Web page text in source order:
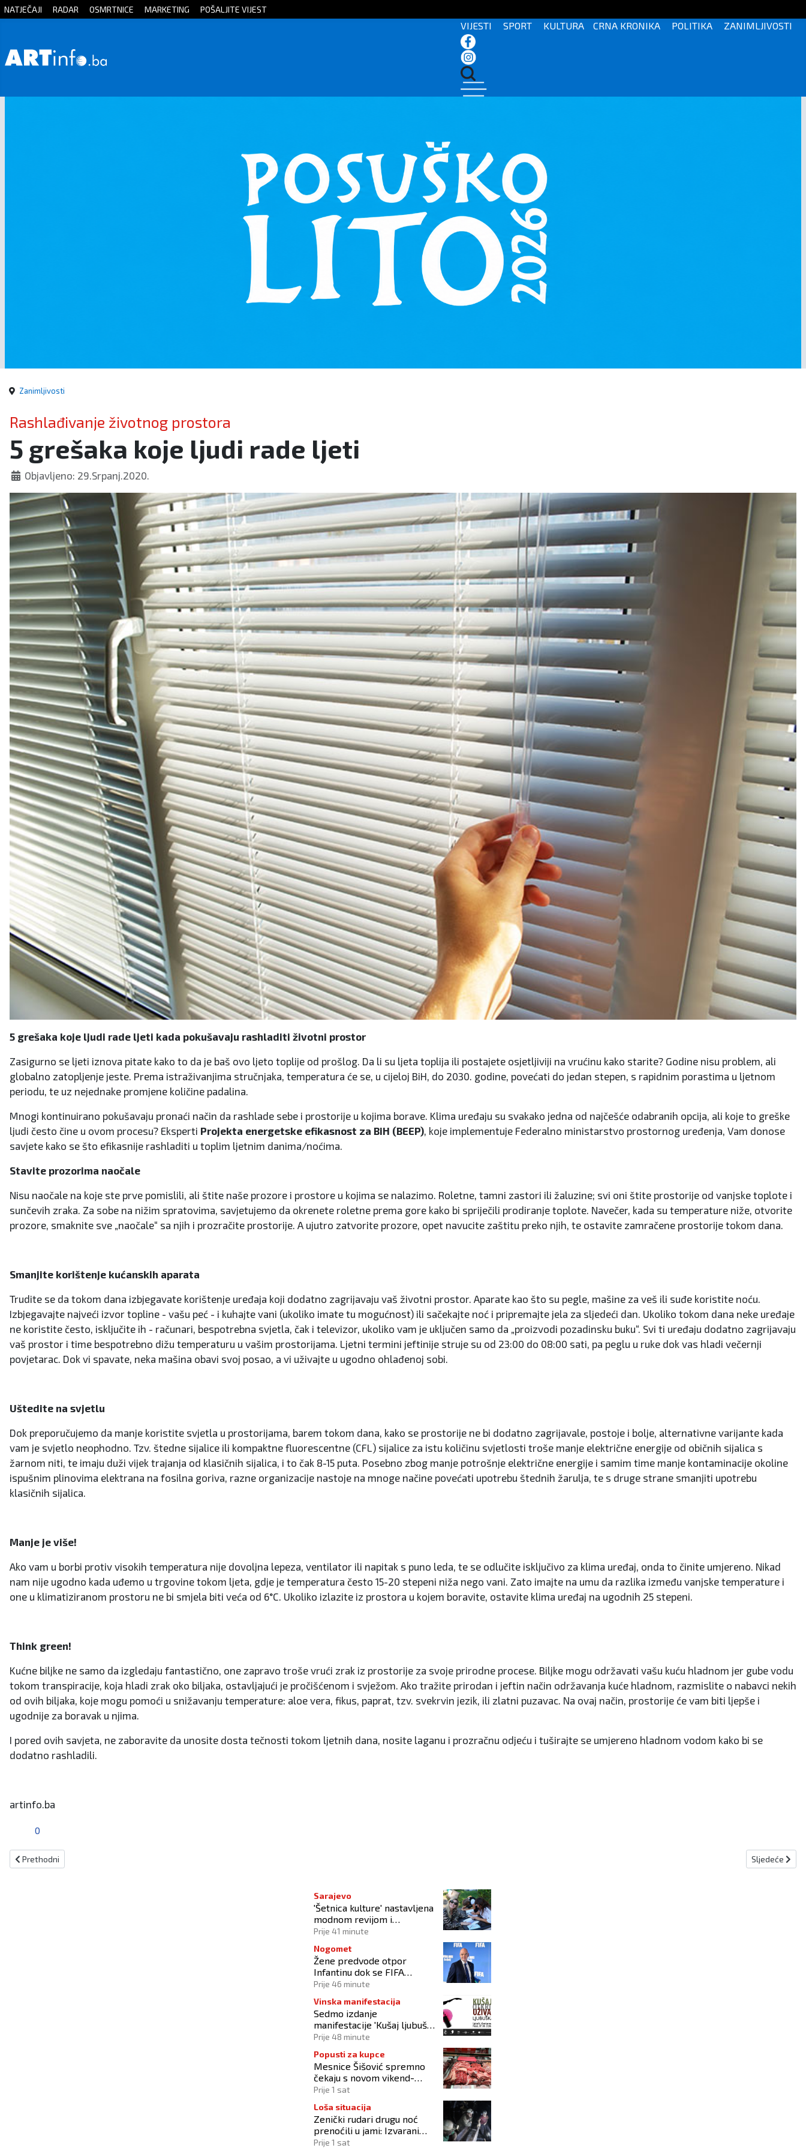
Početna
NATJEČAJI RADAR OSMRTNICE MARKETING POŠALJITE VIJEST
VIJESTI SPORT KULTURA CRNA KRONIKA POLITIKA ZANIMLJIVOSTI
Zanimljivosti
Rashlađivanje životnog prostora
5 grešaka koje ljudi rade ljeti
Objavljeno: 29.Srpanj.2020.
5 grešaka koje ljudi rade ljeti kada pokušavaju rashladiti životni prostor
Zasigurno se ljeti iznova pitate kako to da je baš ovo ljeto toplije od prošlog. Da li su ljeta toplija ili postajete osjetljiviji na vrućinu kako starite? Godine nisu problem, ali
globalno zatopljenje jeste. Prema istraživanjima stručnjaka, temperatura će se, u cijeloj BiH, do 2030. godine, povećati do jedan stepen, s rapidnim porastima u ljetnom
periodu, te uz nejednake promjene količine padalina.
Mnogi kontinuirano pokušavaju pronaći način da rashlade sebe i prostorije u kojima borave. Klima uređaju su svakako jedna od najčešće odabranih opcija, ali koje to greške
ljudi često čine u ovom procesu? Eksperti Projekta energetske efikasnost za BiH (BEEP), koje implementuje Federalno ministarstvo prostornog uređenja, Vam donose
savjete kako se što efikasnije rashladiti u toplim ljetnim danima/noćima.
Stavite prozorima naočale
Nisu naočale na koje ste prve pomislili, ali štite naše prozore i prostore u kojima se nalazimo. Roletne, tamni zastori ili žaluzine; svi oni štite prostorije od vanjske toplote i
sunčevih zraka. Za sobe na nižim spratovima, savjetujemo da okrenete roletne prema gore kako bi spriječili prodiranje toplote. Navečer, kada su temperature niže, otvorite
prozore, smaknite sve „naočale“ sa njih i prozračite prostorije. A ujutro zatvorite prozore, opet navucite zaštitu preko njih, te ostavite zamračene prostorije tokom dana.
Smanjite korištenje kućanskih aparata
Trudite se da tokom dana izbjegavate korištenje uređaja koji dodatno zagrijavaju vaš životni prostor. Aparate kao što su pegle, mašine za veš ili suđe koristite noću.
Izbjegavajte najveći izvor topline - vašu peć - i kuhajte vani (ukoliko imate tu mogućnost) ili sačekajte noć i pripremajte jela za sljedeći dan. Ukoliko tokom dana neke uređaje
ne koristite često, isključite ih - računari, bespotrebna svjetla, čak i televizor, ukoliko vam je uključen samo da „proizvodi pozadinsku buku“. Svi ti uređaju dodatno zagrijavaju
vaš prostor i time bespotrebno dižu temperaturu u vašim prostorijama. Ljetni termini jeftinije struje su od 23:00 do 08:00 sati, pa peglu u ruke dok vas hladi večernji
povjetarac. Dok vi spavate, neka mašina obavi svoj posao, a vi uživajte u ugodno ohlađenoj sobi.
Uštedite na svjetlu
Dok preporučujemo da manje koristite svjetla u prostorijama, barem tokom dana, kako se prostorije ne bi dodatno zagrijavale, postoje i bolje, alternativne varijante kada
vam je svjetlo neophodno. Tzv. štedne sijalice ili kompaktne fluorescentne (CFL) sijalice za istu količinu svjetlosti troše manje električne energije od običnih sijalica s
žarnom niti, te imaju duži vijek trajanja od klasičnih sijalica, i to čak 8-15 puta. Posebno zbog manje potrošnje električne energije i samim time manje kontaminacije okoline
ispušnim plinovima elektrana na fosilna goriva, razne organizacije nastoje na mnoge načine povećati upotrebu štednih žarulja, te s druge strane smanjiti upotrebu
klasičnih sijalica.
Manje je više!
Ako vam u borbi protiv visokih temperatura nije dovoljna lepeza, ventilator ili napitak s puno leda, te se odlučite isključivo za klima uređaj, onda to činite umjereno. Nikad
nam nije ugodno kada uđemo u trgovine tokom ljeta, gdje je temperatura često 15-20 stepeni niža nego vani. Zato imajte na umu da razlika između vanjske temperature i
one u klimatiziranom prostoru ne bi smjela biti veća od 6°C. Ukoliko izlazite iz prostora u kojem boravite, ostavite klima uređaj na ugodnih 25 stepeni.
Think green!
Kućne biljke ne samo da izgledaju fantastično, one zapravo troše vrući zrak iz prostorije za svoje prirodne procese. Biljke mogu održavati vašu kuću hladnom jer gube vodu
tokom transpiracije, koja hladi zrak oko biljaka, ostavljajući je pročišćenom i svježom. Ako tražite prirodan i jeftin način održavanja kuće hladnom, razmislite o nabavci nekih
od ovih biljaka, koje mogu pomoći u snižavanju temperature: aloe vera, fikus, paprat, tzv. svekrvin jezik, ili zlatni puzavac. Na ovaj način, prostorije će vam biti ljepše i
ugodnije za boravak u njima.
I pored ovih savjeta, ne zaboravite da unosite dosta tečnosti tokom ljetnih dana, nosite laganu i prozračnu odjeću i tuširajte se umjereno hladnom vodom kako bi se
dodatno rashladili.
artinfo.ba
0
Prethodni članak: Huawei postao prvi svjetski proizvođač mobitela
Prethodni Sljedeći
Sljedeće
Sarajevo
'Šetnica kulture' nastavljena
modnom revijom i
predstavljanjem kozmetike
Prije 41 minute
Nogomet
Žene predvode otpor
Infantinu dok se FIFA
suočava s krizom
Prije 46 minute
Vinska manifestacija
Sedmo izdanje
manifestacije 'Kušaj ljubuška
vina' donosi vrhunska vina,
Prije 48 minute
Popusti za kupce
Mesnice Šišović spremno
čekaju s novom vikend-
akcijom!
Prije 1 sat
Loša situacija
Zenički rudari drugu noć
prenoćili u jami: Izvarani
smo, više nikome ne
Prije 1 sat